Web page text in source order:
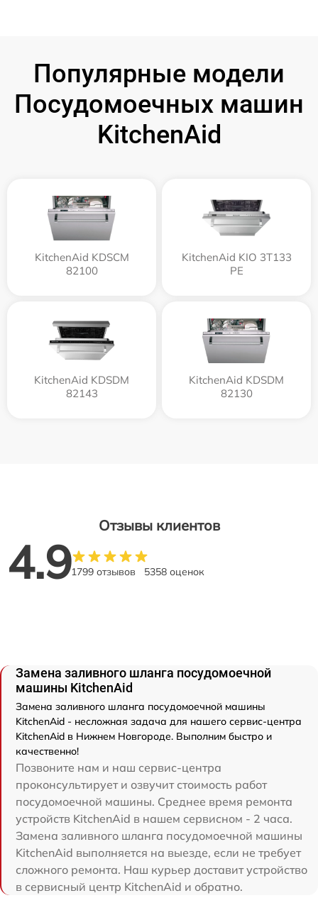
Популярные модели
Посудомоечных машин
KitchenAid
KitchenAid KDSCM
82100
KitchenAid KIO 3T133
PE
KitchenAid KDSDM
82143
KitchenAid KDSDM
82130
Отзывы клиентов
4.91799 отзывов 5358 оценок
Замена заливного шланга посудомоечной
машины KitchenAid
Замена заливного шланга посудомоечной машины
KitchenAid - несложная задача для нашего сервис-центра
KitchenAid в Нижнем Новгороде. Выполним быстро и
качественно!
Позвоните нам и наш сервис-центра
проконсультирует и озвучит стоимость работ
посудомоечной машины. Среднее время ремонта
устройств KitchenAid в нашем сервисном - 2 часа.
Замена заливного шланга посудомоечной машины
KitchenAid выполняется на выезде, если не требует
сложного ремонта. Наш курьер доставит устройство
в сервисный центр KitchenAid и обратно.